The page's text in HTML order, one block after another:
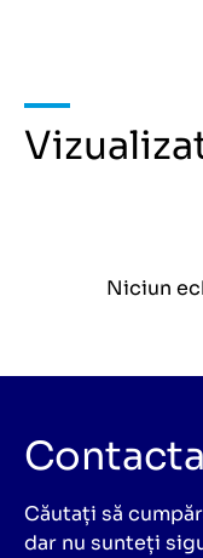
Niciun
Căutați să
dar nu sunteți